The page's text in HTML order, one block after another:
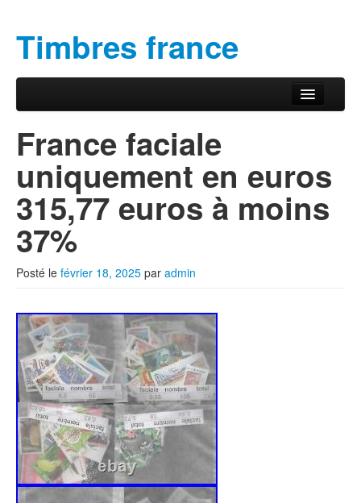
Timbres france
Menu principal
France faciale
uniquement en euros
315,77 euros à moins
37%
Posté le février 18, 2025 par admin